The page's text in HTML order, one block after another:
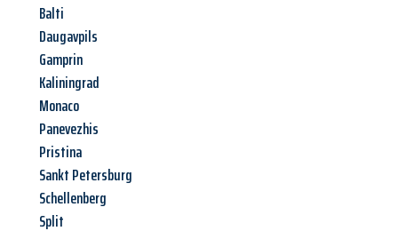
Balti
Daugavpils
Gamprin
Kaliningrad
Monaco
Panevezhis
Pristina
Sankt Petersburg
Schellenberg
Split